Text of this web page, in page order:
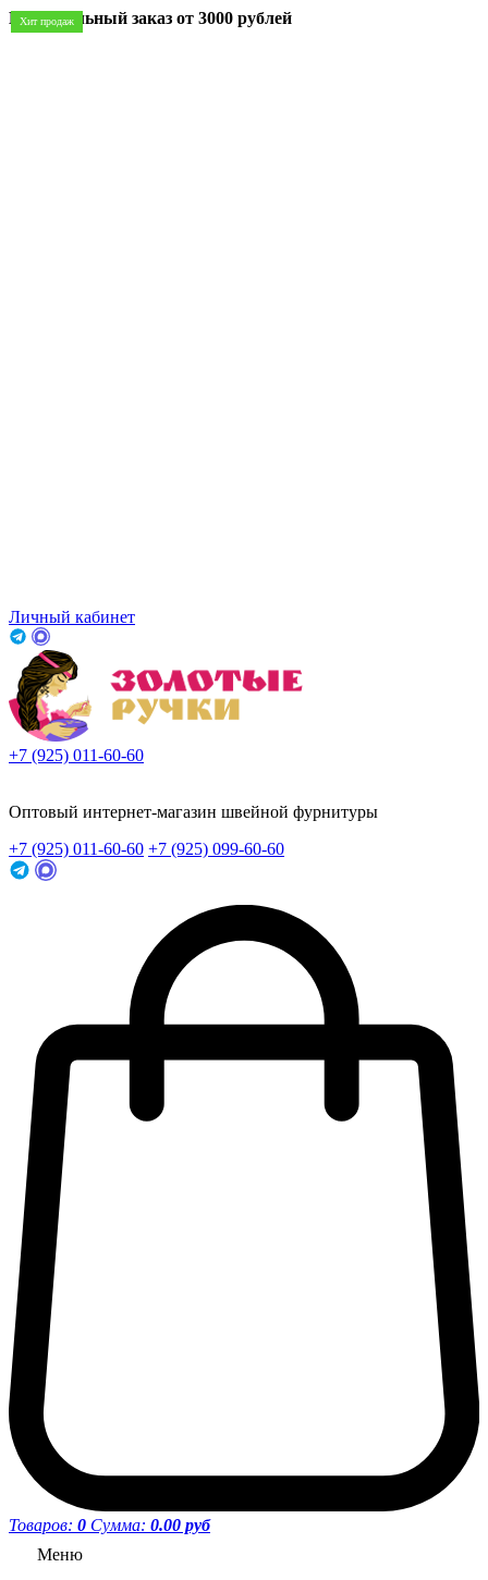
Минимальный заказ от 3000 рублей
Личный кабинет
+7 (925) 011-60-60
Оптовый интернет-магазин швейной фурнитуры
+7 (925) 011-60-60 +7 (925) 099-60-60
Товаров: 0 Сумма: 0.00 руб
Меню
Хит продаж